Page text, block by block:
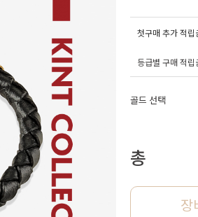
첫구매 추가 적
등급별 구매 적립
골드 선택
총
장